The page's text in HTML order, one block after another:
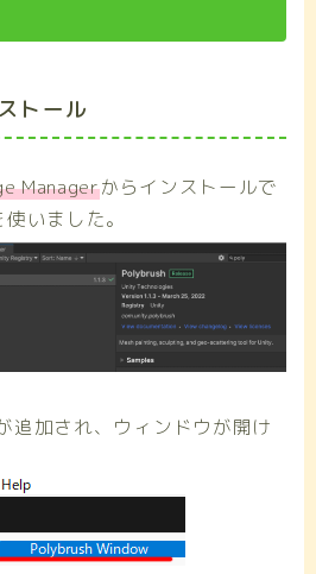
トール
Managerからインストールで
使いました。
追加され、ウィンドウが開け